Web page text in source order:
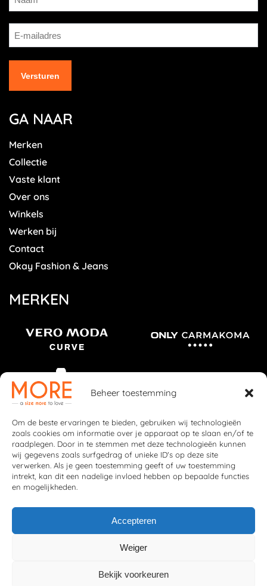
Beheer toestemming
Om de beste ervaringen te bieden, gebruiken wij technologieën
zoals cookies om informatie over je apparaat op te slaan en/of te
raadplegen. Door in te stemmen met deze technologieën kunnen
wij gegevens zoals surfgedrag of unieke ID's op deze site
verwerken. Als je geen toestemming geeft of uw toestemming
intrekt, kan dit een nadelige invloed hebben op bepaalde functies
en mogelijkheden.
Accepteren
Weiger
Bekijk voorkeuren
GA NAAR
Merken
Collectie
Vaste klant
Over ons
Winkels
Werken bij
Contact
Okay Fashion & Jeans
MERKEN
Cookiebeleid